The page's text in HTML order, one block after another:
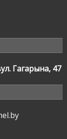
Гагарына, 47